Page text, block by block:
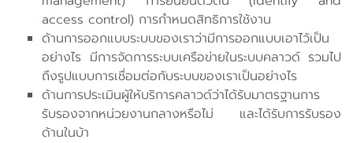
access control) การกำหนดสิทธิการใช้งาน
ด้านการออกแบบระบบของเราว่ามีการออกแบบเอาไว้เป็น
อย่างไร มีการจัดการระบบเครือข่ายในระบบคลาวด์ รวมไป
ถึงรูปแบบการเชื่อมต่อกับระบบของเราเป็นอย่างไร
ด้านการประเมินผู้ให้บริการคลาวด์ว่าได้รับมาตรฐานการ
รับรองจากหน่วยงานกลางหรือไม่ และได้รับการรับรอง
ด้านในบ้า